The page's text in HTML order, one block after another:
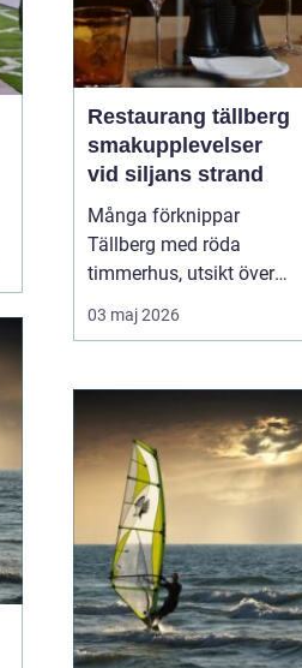
Restaurang tällberg
smakupplevelser
vid siljans strand
Många förknippar
Tällberg med röda
timmerhus, utsikt över
Siljan och klassiska
dalatraditioner. Men byn
matdestination. Här
möts resenärer som vill
äta genuint, närodlat och
vällagat utan att tumma
på vare sig kvalitet ell...
03 maj 2026